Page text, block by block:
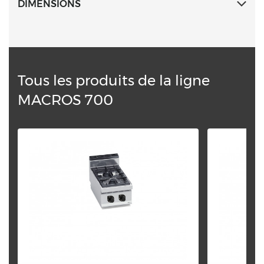
DIMENSIONS
Tous les produits de la ligne
MACROS 700